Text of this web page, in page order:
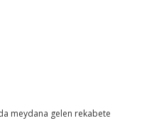
meydana gelen rekabete